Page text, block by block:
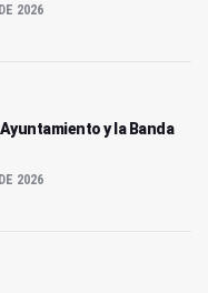
2026
y la Banda
2026